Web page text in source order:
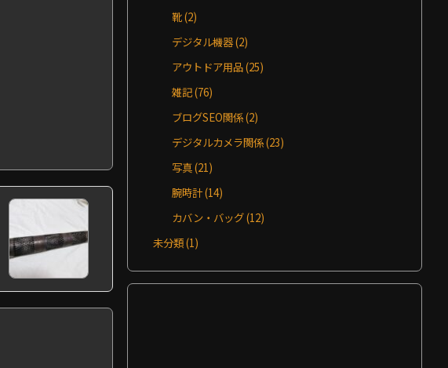
靴(2)
デジタル機器(2)
アウトドア用品(25)
雑記(76)
ブログSEO関係(2)
デジタルカメラ関係(23)
写真(21)
腕時計(14)
カバン・バッグ(12)
未分類(1)